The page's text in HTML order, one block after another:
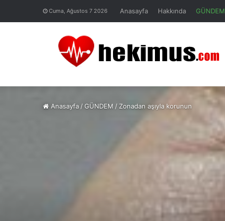
Cuma, Ağustos 7 2026 Anasayfa Hakkında GÜNDEM
Anasayfa /GÜNDEM / Zonadan aşıyla korunun